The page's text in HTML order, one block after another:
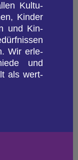
Kul­tu­
Kin­der
und Kin­
Wir er­le­
und
als wert­